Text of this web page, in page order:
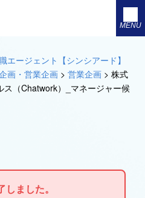
MENU
エージェント【シンシアード】
画・営業企画 > 営業企画 > 株式
（Chatwork）_マネージャー候
ました。